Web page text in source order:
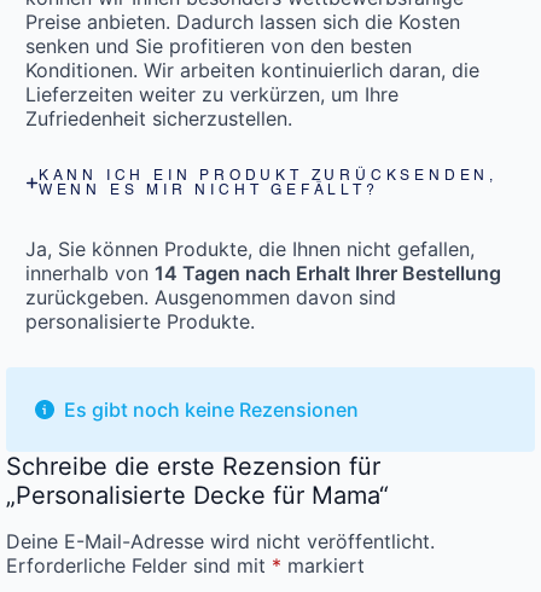
Preise anbieten. Dadurch lassen sich die Kosten
senken und Sie profitieren von den besten
Konditionen. Wir arbeiten kontinuierlich daran, die
Lieferzeiten weiter zu verkürzen, um Ihre
Zufriedenheit sicherzustellen.
KANN ICH EIN PRODUKT ZURÜCKSENDEN,
WENN ES MIR NICHT GEFÄLLT?
Ja, Sie können Produkte, die Ihnen nicht gefallen,
innerhalb von 14 Tagen nach Erhalt Ihrer Bestellung
zurückgeben. Ausgenommen davon sind
personalisierte Produkte.
Es gibt noch keine Rezensionen
Schreibe die erste Rezension für
„Personalisierte Decke für Mama“
Deine E-Mail-Adresse wird nicht veröffentlicht.
Erforderliche Felder sind mit * markiert